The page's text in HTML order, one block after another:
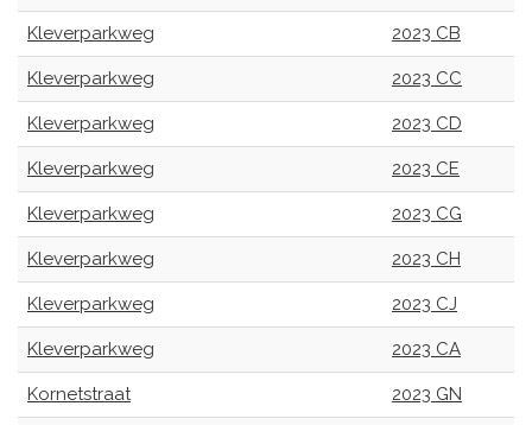
Kleverparkweg 2023 CB
Kleverparkweg 2023 CC
Kleverparkweg 2023 CD
Kleverparkweg 2023 CE
Kleverparkweg 2023 CG
Kleverparkweg 2023 CH
Kleverparkweg 2023 CJ
Kleverparkweg 2023 CA
Kornetstraat 2023 GN